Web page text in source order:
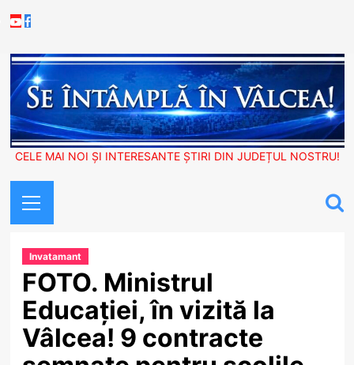
to
Youtube
Facebook
CELE MAI NOI ȘI INTERESANTE ȘTIRI DIN JUDEȚUL NOSTRU!
Menu
Invatamant
FOTO. Ministrul
Educației, în vizită la
Vâlcea! 9 contracte